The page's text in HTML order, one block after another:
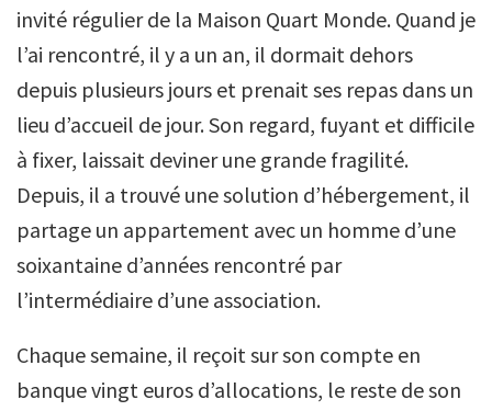
invité régulier de la Maison Quart Monde. Quand je
l’ai rencontré, il y a un an, il dormait dehors
depuis plusieurs jours et prenait ses repas dans un
lieu d’accueil de jour. Son regard, fuyant et difficile
à fixer, laissait deviner une grande fragilité.
Depuis, il a trouvé une solution d’hébergement, il
partage un appartement avec un homme d’une
soixantaine d’années rencontré par
l’intermédiaire d’une association.
Chaque semaine, il reçoit sur son compte en
banque vingt euros d’allocations, le reste de son